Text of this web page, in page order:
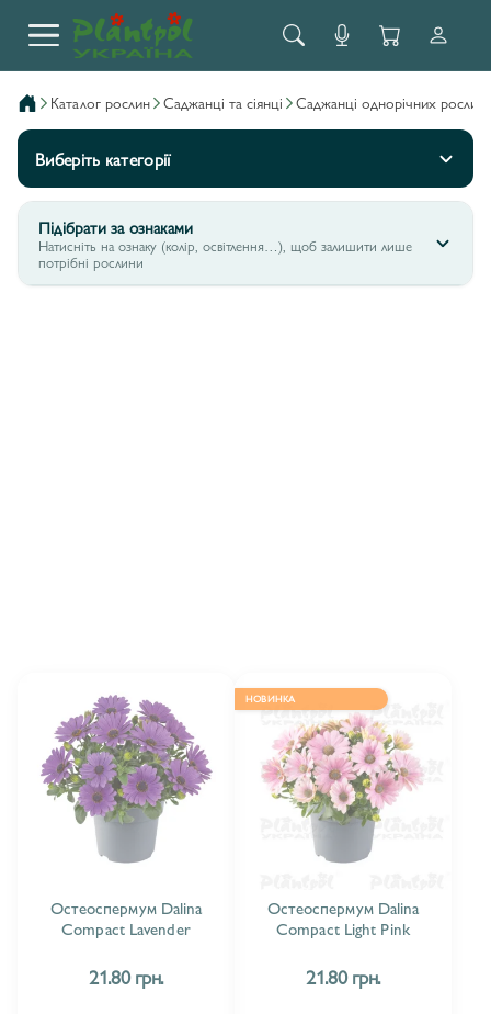
каталог рослин саджанці та сіянці саджанці однорічних рослин
Виберіть категорії
Підібрати за ознаками
Натисніть на ознаку (колір, освітлення…), щоб залишити лише
потрібні рослини
ОСТЕОСПЕРМУМ DALINA SPECIAL (SERENITY)
Остеоспермум Dalina
Compact Lavender
21.80 грн.
НОВИНКА
Остеоспермум Dalina
Compact Light Pink
21.80 грн.